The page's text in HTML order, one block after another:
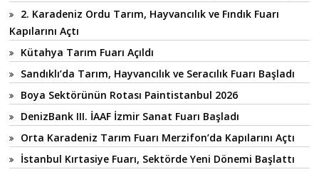
2. Karadeniz Ordu Tarım, Hayvancılık ve Fındık Fuarı
Kapılarını Açtı
Kütahya Tarım Fuarı Açıldı
Sandıklı’da Tarım, Hayvancılık ve Seracılık Fuarı Başladı
Boya Sektörünün Rotası Paintistanbul 2026
DenizBank III. İAAF İzmir Sanat Fuarı Başladı
Orta Karadeniz Tarım Fuarı Merzifon’da Kapılarını Açtı
İstanbul Kırtasiye Fuarı, Sektörde Yeni Dönemi Başlattı